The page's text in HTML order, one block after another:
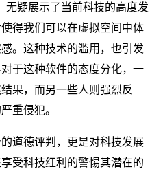
无疑展示了当前科技的高度发
得我们可以在虚拟空间中体
。这种技术的滥用，也引发
于这种软件的态度分化，一
果，而另一些人则强烈反
重侵犯。
道德评判，更是对科技发展
受科技红利的警惕其潜在的